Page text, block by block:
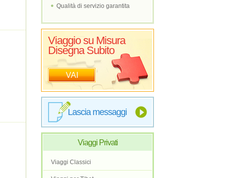
Qualità di servizio garantita
Viaggio su Misura
Disegna Subito
VAI
Lascia messaggi
Viaggi Privati
Viaggi Classici